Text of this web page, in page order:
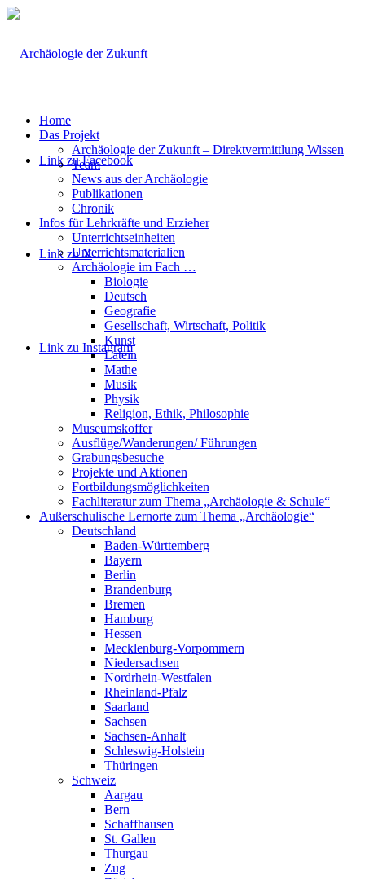
Link zu Facebook
Link zu X
Link zu Instagram
Home
Das Projekt
Archäologie der Zukunft – Direktvermittlung Wissen
Team
News aus der Archäologie
Publikationen
Chronik
Infos für Lehrkräfte und Erzieher
Unterrichtseinheiten
Unterrichtsmaterialien
Archäologie im Fach …
Biologie
Deutsch
Geografie
Gesellschaft, Wirtschaft, Politik
Kunst
Latein
Mathe
Musik
Physik
Religion, Ethik, Philosophie
Museumskoffer
Ausflüge/Wanderungen/ Führungen
Grabungsbesuche
Projekte und Aktionen
Fortbildungsmöglichkeiten
Fachliteratur zum Thema „Archäologie & Schule“
Außerschulische Lernorte zum Thema „Archäologie“
Deutschland
Baden-Württemberg
Bayern
Berlin
Brandenburg
Bremen
Hamburg
Hessen
Mecklenburg-Vorpommern
Niedersachsen
Nordrhein-Westfalen
Rheinland-Pfalz
Saarland
Sachsen
Sachsen-Anhalt
Schleswig-Holstein
Thüringen
Schweiz
Aargau
Bern
Schaffhausen
St. Gallen
Thurgau
Zug